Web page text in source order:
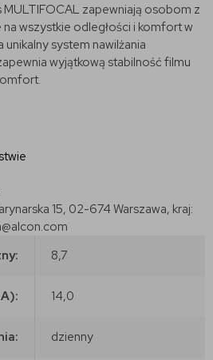
zapewniają osobom z
wszystkie odległości i komfort w
system nawilżania
wyjątkową stabilność filmu
15, 02-674 Warszawa, kraj:
8,7
14,0
dzienny